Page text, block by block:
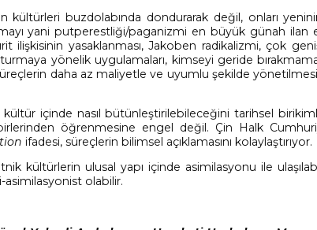
kültürleri buzdolabında dondurarak değil, onları
yani putperestliği/paganizmi en büyük günah
ilişkisinin yasaklanması, Jakoben radikalizmi, çok
yönelik uygulamaları, kimseyi geride
daha az maliyetle ve uyumlu şekilde
içinde nasıl bütünleştirilebileceğini tarihsel
öğrenmesine engel değil. Çin Halk
ifadesi, süreçlerin bilimsel açıklamasını kolaylaştırıyor.
kültürlerin ulusal yapı içinde asimilasyonu ile
asimilasyonist olabilir.